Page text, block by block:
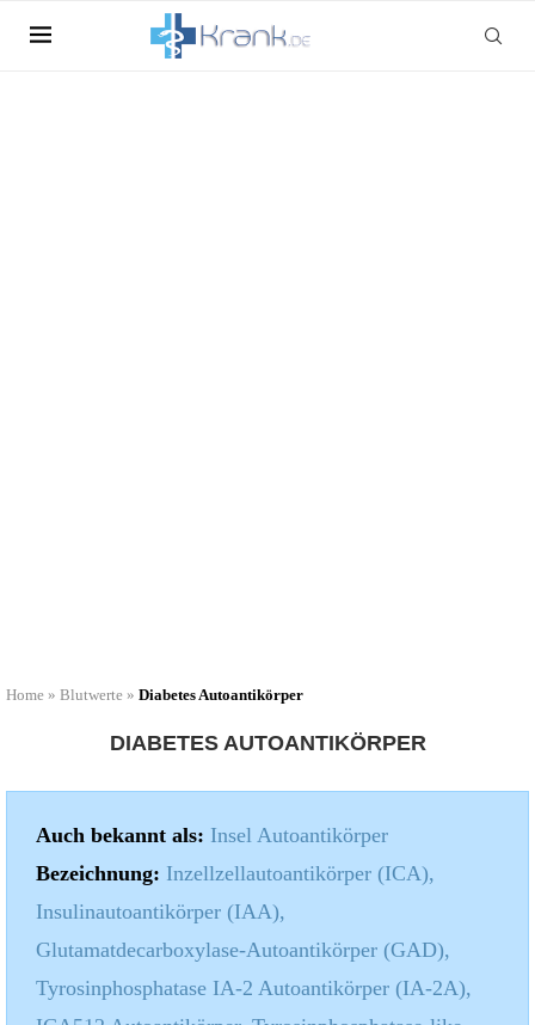
Home » Blutwerte » Diabetes Autoantikörper
DIABETES AUTOANTIKÖRPER
Auch bekannt als: Insel Autoantikörper
Bezeichnung: Inzellzellautoantikörper (ICA),
Insulinautoantikörper (IAA),
Glutamatdecarboxylase-Autoantikörper (GAD),
Tyrosinphosphatase IA-2 Autoantikörper (IA-2A),